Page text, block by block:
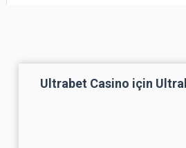
Ultrabet Casino için